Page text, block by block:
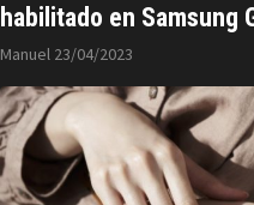
habilitado en Samsung
Manuel 23/04/2023